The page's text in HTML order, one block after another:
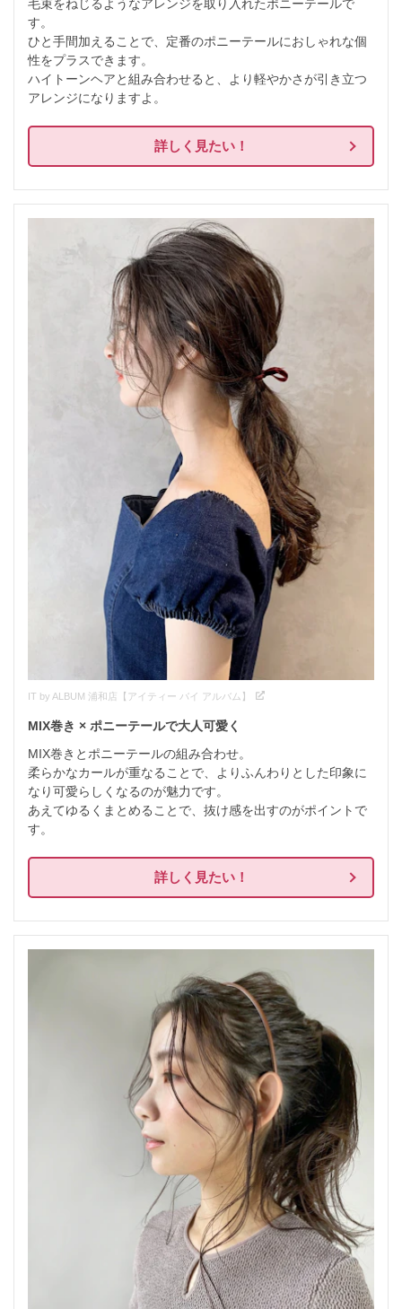
毛束をねじるようなアレンジを取り入れたポニーテールで
す。
ひと手間加えることで、定番のポニーテールにおしゃれな個
性をプラスできます。
ハイトーンヘアと組み合わせると、より軽やかさが引き立つ
アレンジになりますよ。
詳しく見たい！
IT by ALBUM 浦和店【アイティー バイ アルバム】
MIX巻き × ポニーテールで大人可愛く
MIX巻きとポニーテールの組み合わせ。
柔らかなカールが重なることで、よりふんわりとした印象に
なり可愛らしくなるのが魅力です。
あえてゆるくまとめることで、抜け感を出すのがポイントで
す。
詳しく見たい！